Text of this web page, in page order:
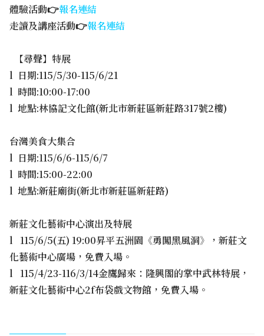
體驗活動👉報名連結
走讀及講座活動👉報名連結
【尋聲】特展
l 日期:115/5/30-115/6/21
l 時間:10:00-17:00
l 地點:林協記文化館(新北市新莊區新莊路317號2樓)
台灣美食大集合
l 日期:115/6/6-115/6/7
l 時間:15:00-22:00
l 地點:新莊廟街(新北市新莊區新莊路)
新莊文化藝術中心演出及特展
l 115/6/5(五) 19:00昇平五洲園《勇闖黑風洞》，新莊文
化藝術中心廣場，免費入場。
l 115/4/23-116/3/14金鷹歸來：隆興閣的掌中武林特展，
新莊文化藝術中心2f布袋戲文物館，免費入場。